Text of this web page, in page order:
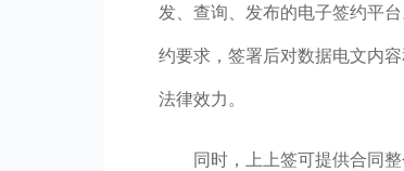
发、查询、发布的电子签约平
约要求，签署后对数据电文内
法律效力。
同时，上上签可提供合同